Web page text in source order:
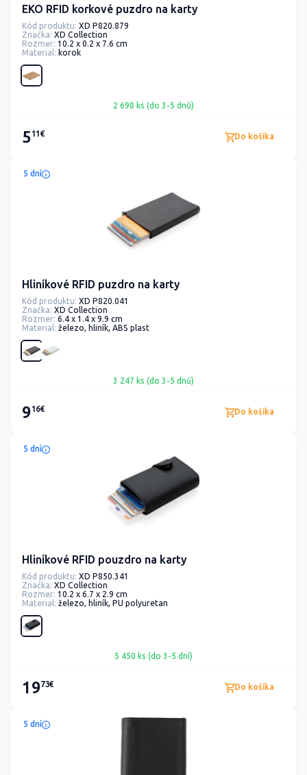
EKO RFID korkové puzdro na karty
Kód produktu: XD P820.879
Značka: XD Collection
Rozmer: 10.2 x 0.2 x 7.6 cm
Material: korok
2 698 ks (do 3-5 dnů)
511€ Do košíka
5 dní
Hliníkové RFID puzdro na karty
Kód produktu: XD P820.041
Značka: XD Collection
Rozmer: 6.4 x 1.4 x 9.9 cm
Material: železo, hliník, ABS plast
3 247 ks (do 3-5 dnů)
916€ Do košíka
5 dní
Hliníkové RFID pouzdro na karty
Kód produktu: XD P850.341
Značka: XD Collection
Rozmer: 10.2 x 6.7 x 2.9 cm
Material: železo, hliník, PU polyuretan
5 450 ks (do 3-5 dní)
1973€ Do košíka
5 dní